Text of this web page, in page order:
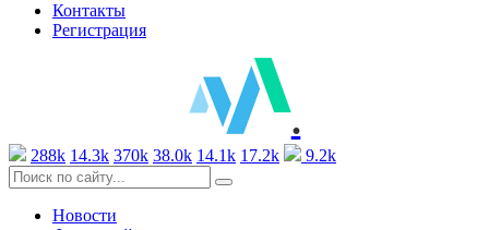
Контакты
Регистрация
.
288k 14.3k 370k 38.0k 14.1k 17.2k 9.2k
Новости